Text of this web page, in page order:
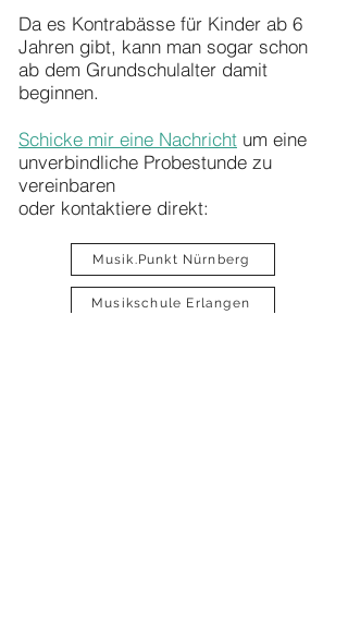
Da es Kontrabässe für Kinder ab 6
Jahren gibt, kann man sogar schon
ab dem Grundschulalter damit
beginnen.
Schicke mir eine Nachricht um eine
unverbindliche Probestunde zu
vereinbaren
oder kontaktiere direkt:
Musik.Punkt Nürnberg
Musikschule Erlangen